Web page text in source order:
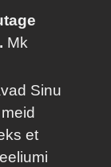
Mk
Sinu
et